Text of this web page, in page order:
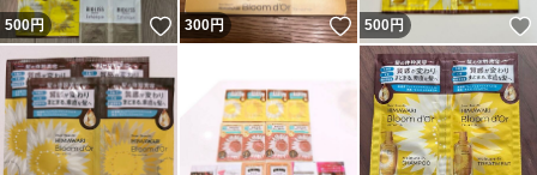
500円 いいね！
300円 いいね！
500円